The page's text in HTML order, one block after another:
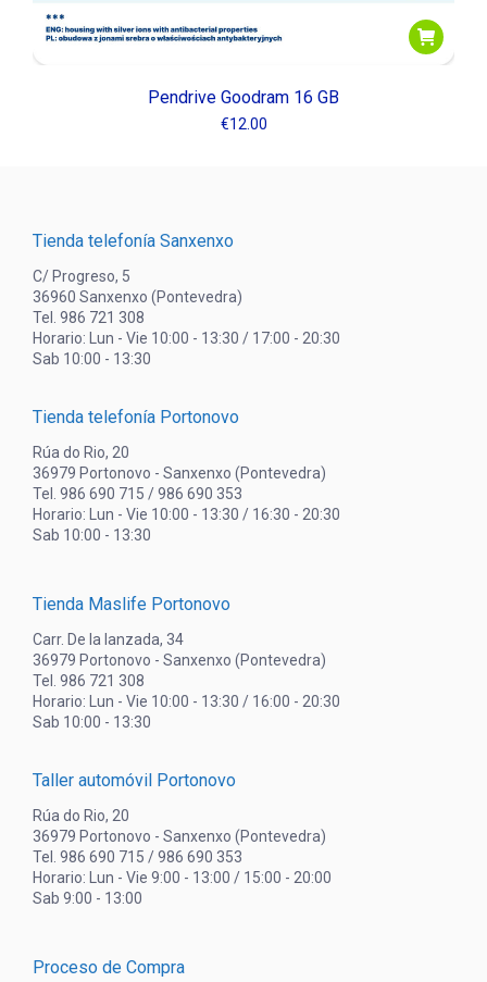
Pendrive Goodram 16 GB
€12.00
Tienda telefonía Sanxenxo
C/ Progreso, 5
36960 Sanxenxo (Pontevedra)
Tel. 986 721 308
Horario: Lun - Vie 10:00 - 13:30 / 17:00 - 20:30
Sab 10:00 - 13:30
Tienda telefonía Portonovo
Rúa do Rio, 20
36979 Portonovo - Sanxenxo (Pontevedra)
Tel. 986 690 715 / 986 690 353
Horario: Lun - Vie 10:00 - 13:30 / 16:30 - 20:30
Sab 10:00 - 13:30
Tienda Maslife Portonovo
Carr. De la lanzada, 34
36979 Portonovo - Sanxenxo (Pontevedra)
Tel. 986 721 308
Horario: Lun - Vie 10:00 - 13:30 / 16:00 - 20:30
Sab 10:00 - 13:30
Taller automóvil Portonovo
Rúa do Rio, 20
36979 Portonovo - Sanxenxo (Pontevedra)
Tel. 986 690 715 / 986 690 353
Horario: Lun - Vie 9:00 - 13:00 / 15:00 - 20:00
Sab 9:00 - 13:00
Proceso de Compra